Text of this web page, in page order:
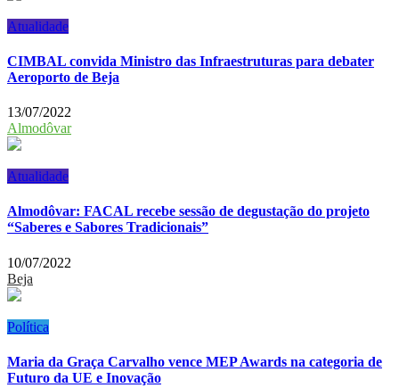
Atualidade
CIMBAL convida Ministro das Infraestruturas para debater
Aeroporto de Beja
13/07/2022
Almodôvar
Atualidade
Almodôvar: FACAL recebe sessão de degustação do projeto
“Saberes e Sabores Tradicionais”
10/07/2022
Beja
Política
Maria da Graça Carvalho vence MEP Awards na categoria de
Futuro da UE e Inovação